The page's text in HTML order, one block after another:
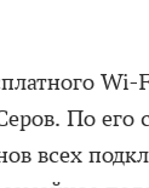
По его
всех